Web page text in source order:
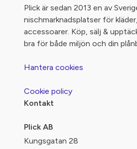
Plick är sedan 2013 en av
nischmarknadsplatser för
accessoarer. Köp, sälj &
bra för både miljön och din
Hantera cookies
Cookie policy
Kontakt
Plick AB
Kungsgatan 28